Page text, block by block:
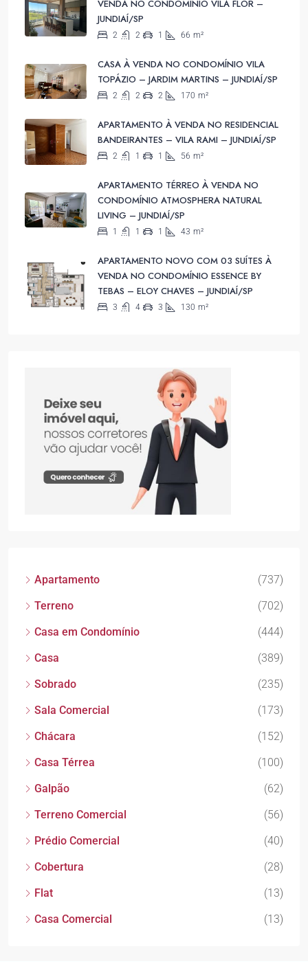
VENDA NO CONDOMÍNIO VILA FLOR –
JUNDIAÍ/SP
2 2 1 66 m²
CASA À VENDA NO CONDOMÍNIO VILA
TOPÁZIO – JARDIM MARTINS – JUNDIAÍ/SP
2 2 2 170 m²
APARTAMENTO À VENDA NO RESIDENCIAL
BANDEIRANTES – VILA RAMI – JUNDIAÍ/SP
2 1 1 56 m²
APARTAMENTO TÉRREO À VENDA NO
CONDOMÍNIO ATMOSPHERA NATURAL
LIVING – JUNDIAÍ/SP
1 1 1 43 m²
APARTAMENTO NOVO COM 03 SUÍTES À
VENDA NO CONDOMÍNIO ESSENCE BY
TEBAS – ELOY CHAVES – JUNDIAÍ/SP
3 4 3 130 m²
Apartamento
(737)
Terreno
(702)
Casa em Condomínio
(444)
Casa
(389)
Sobrado
(235)
Sala Comercial
(173)
Chácara
(152)
Casa Térrea
(100)
Galpão
(62)
Terreno Comercial
(56)
Prédio Comercial
(40)
Cobertura
(28)
Flat
(13)
Casa Comercial
(13)